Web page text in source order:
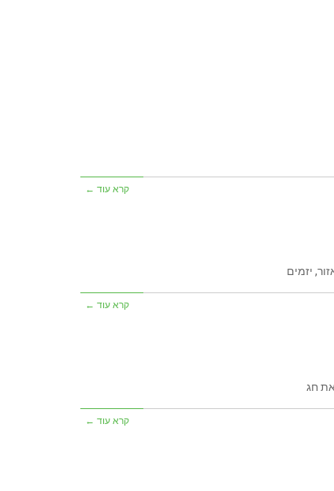
קרא עוד ←
יזמים
קרא עוד ←
חג
קרא עוד ←